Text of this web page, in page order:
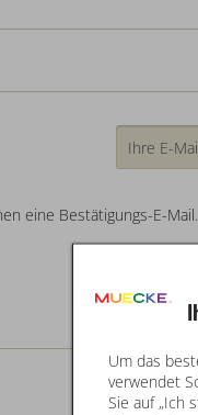
eine Bestätigungs-E-
Um das
verwendet
Sie auf „Ich